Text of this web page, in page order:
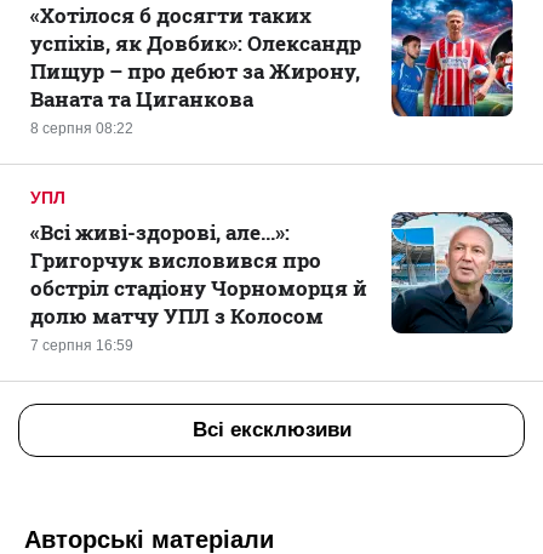
8 серпня 08:22
«Хотілося б досягти таких
успіхів, як Довбик»: Олександр
Пищур – про дебют за Жирону,
Ваната та Циганкова
УПЛ
7 серпня 16:59
«Всі живі-здорові, але...»:
Григорчук висловився про
обстріл стадіону Чорноморця й
долю матчу УПЛ з Колосом
Всі ексклюзиви
Авторські матеріали